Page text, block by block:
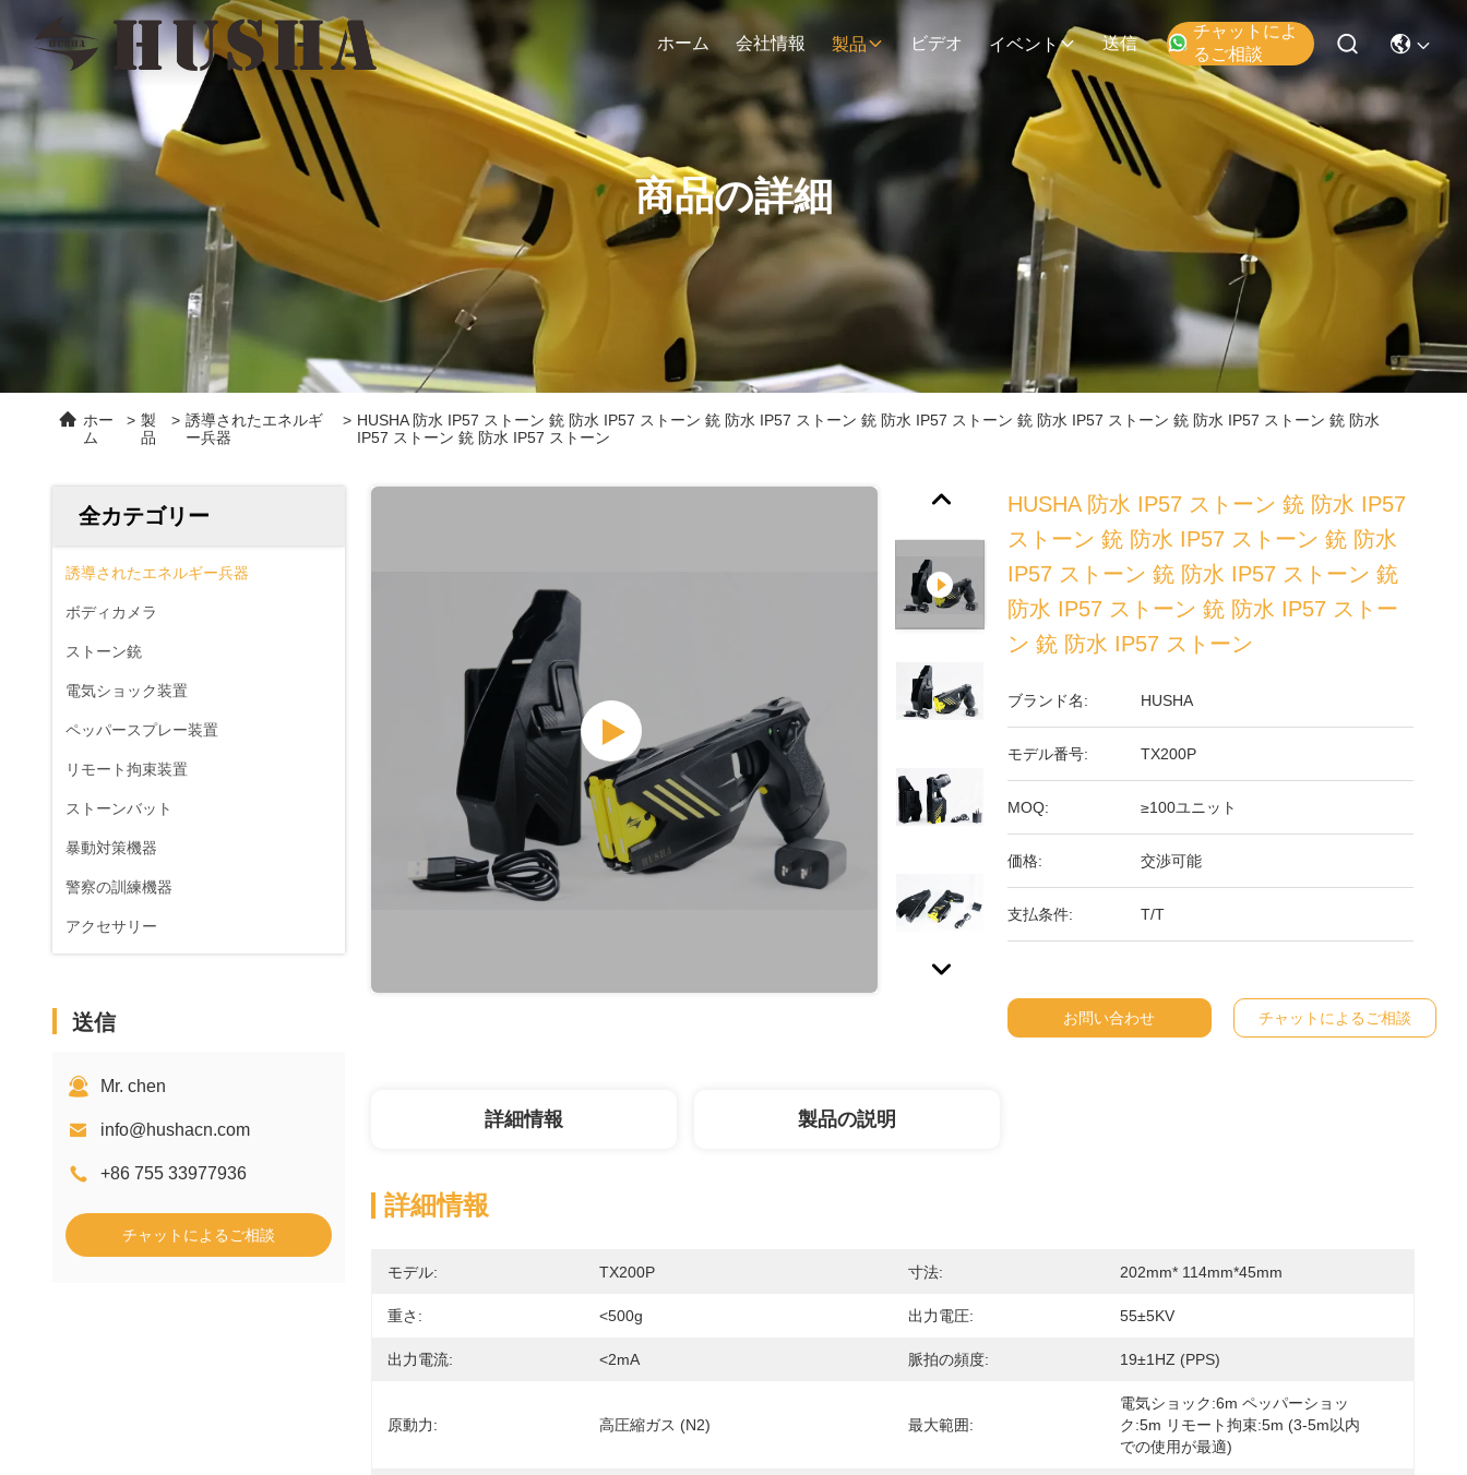
ホーム 会社情報 製品 ビデオ イベント 送信
チャットによ
るご相談
商品の詳細
ホー
ム
> 製
品
> 誘導されたエネルギ
ー兵器
> HUSHA 防水 IP57 ストーン 銃 防水 IP57 ストーン 銃 防水 IP57 ストーン 銃 防水 IP57 ストーン 銃 防水 IP57 ストーン 銃 防水 IP57 ストーン 銃 防水
IP57 ストーン 銃 防水 IP57 ストーン
全カテゴリー
誘導されたエネルギー兵器
ボディカメラ
ストーン銃
電気ショック装置
ペッパースプレー装置
リモート拘束装置
ストーンバット
暴動対策機器
警察の訓練機器
アクセサリー
送信
Mr. chen
info@hushacn.com
+86 755 33977936
チャットによるご相談
HUSHA 防水 IP57 ストーン 銃 防水 IP57
ストーン 銃 防水 IP57 ストーン 銃 防水
IP57 ストーン 銃 防水 IP57 ストーン 銃
防水 IP57 ストーン 銃 防水 IP57 ストー
ン 銃 防水 IP57 ストーン
ブランド名: HUSHA
モデル番号: TX200P
MOQ: ≥100ユニット
価格: 交渉可能
支払条件: T/T
お問い合わせ チャットによるご相談
詳細情報 製品の説明
詳細情報
モデル: TX200P 寸法: 202mm* 114mm*45mm
重さ: <500g 出力電圧: 55±5KV
出力電流: <2mA 脈拍の頻度: 19±1HZ (PPS)
原動力: 高圧縮ガス (N2) 最大範囲:
電気ショック:6m ペッパーショッ
ク:5m リモート拘束:5m (3-5m以内
での使用が最適)